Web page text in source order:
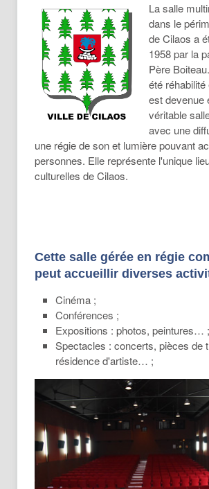
La salle
dans le
de Cilaos a
1958 par la
Père
été
est devenue
véritable
avec une
une régie de son et lumière pouvant
personnes. Elle représente l'unique
culturelles de Cilaos.
Cette salle gérée en régie
peut accueillir diverses
Cinéma ;
Conférences ;
Expositions : photos, peintures… ;
Spectacles : concerts, pièces de
résidence d'artiste… ;